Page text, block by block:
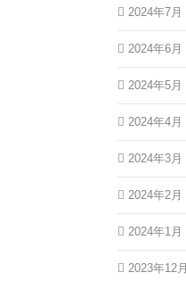
2024年7月
2024年6月
2024年5月
2024年4月
2024年3月
2024年2月
2024年1月
2023年12月